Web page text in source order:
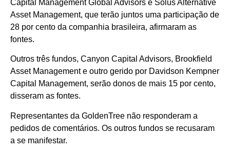
Capital Management Global Advisors e Solus Alternative
Asset Management, que terão juntos uma participação de
28 por cento da companhia brasileira, afirmaram as
fontes.
Outros três fundos, Canyon Capital Advisors, Brookfield
Asset Management e outro gerido por Davidson Kempner
Capital Management, serão donos de mais 15 por cento,
disseram as fontes.
Representantes da GoldenTree não responderam a
pedidos de comentários. Os outros fundos se recusaram
a se manifestar.